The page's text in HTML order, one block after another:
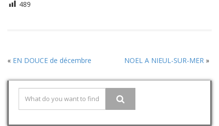
489
« EN DOUCE de décembre NOEL A NIEUL-SUR-MER »